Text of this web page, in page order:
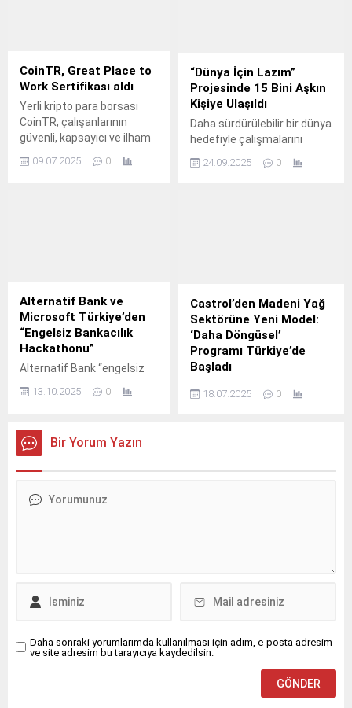
CoinTR, Great Place to
Work Sertifikası aldı
Yerli kripto para borsası
CoinTR, çalışanlarının
güvenli, kapsayıcı ve ilham
önceleyen yaklaşımıyla
09.07.2025 0
“Dünya İçin Lazım”
Projesinde 15 Bini Aşkın
Kişiye Ulaşıldı
Daha sürdürülebilir bir dünya
hedefiyle çalışmalarını
Türkiye ve Habitat Derneği
24.09.2025 0
Alternatif Bank ve
Microsoft Türkiye’den
“Engelsiz Bankacılık
Hackathonu”
Alternatif Bank “engelsiz
bankacılık” yaklaşımıyla,
bankacılık hizmetlerine
kolaylıkla erişebileceği
çalışmalarını sürdürürken,
hayata geçirmek adına da
önemli adımlar atmaya
13.10.2025 0
Castrol’den Madeni Yağ
Sektörüne Yeni Model:
‘Daha Döngüsel’
Programı Türkiye’de
Başladı
küresel liderlerinden Castrol,
18.07.2025 0
Bir Yorum Yazın
Daha sonraki yorumlarımda kullanılması için adım, e-posta adresim
ve site adresim bu tarayıcıya kaydedilsin.